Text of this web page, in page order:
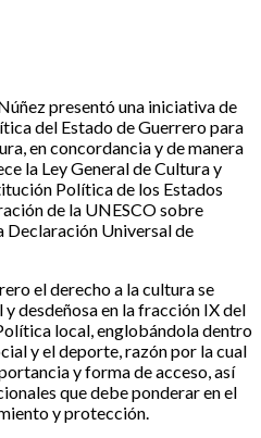
presentó una iniciativa de
del Estado de Guerrero para
en concordancia y de manera
la Ley General de Cultura y
Política de los Estados
de la UNESCO sobre
Declaración Universal de
el derecho a la cultura se
desdeñosa en la fracción IX del
local, englobándola dentro
y el deporte, razón por la cual
y forma de acceso, así
que debe ponderar en el
y protección.